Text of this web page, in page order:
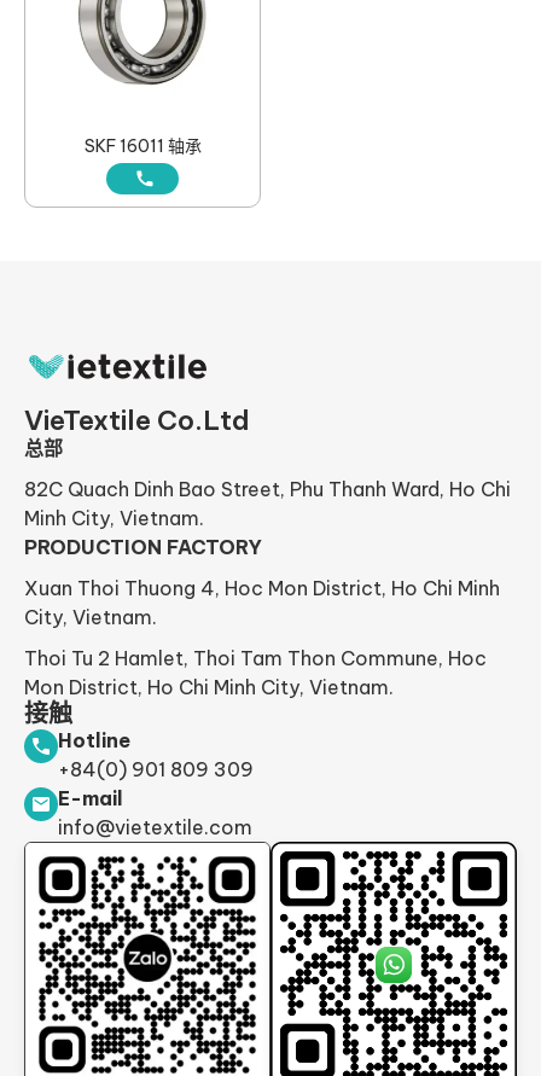
SKF 16011 轴承
VieTextile Co.Ltd
总部
82C Quach Dinh Bao Street, Phu Thanh Ward, Ho Chi
Minh City, Vietnam.
PRODUCTION FACTORY
Xuan Thoi Thuong 4, Hoc Mon District, Ho Chi Minh
City, Vietnam.
Thoi Tu 2 Hamlet, Thoi Tam Thon Commune, Hoc
Mon District, Ho Chi Minh City, Vietnam.
接触
Hotline
+84(0) 901 809 309
E-mail
info@vietextile.com